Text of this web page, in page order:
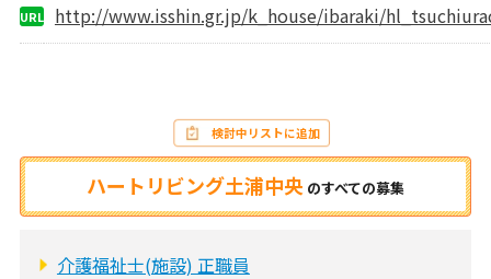
URL http://www.isshin.gr.jp/k_house/ibaraki/
ハートリビング土浦中央 のすべての募集
検討中リストに追加
介護福祉士(施設) 正職員